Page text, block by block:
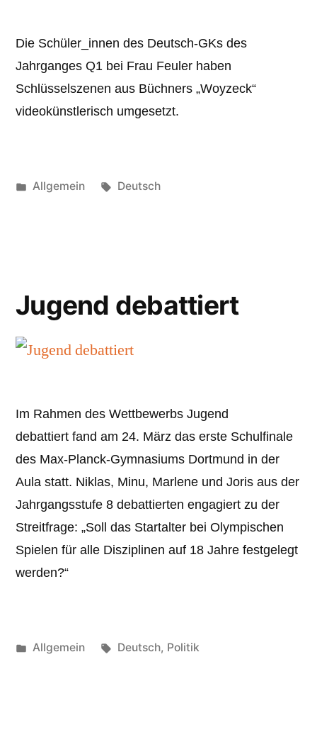
Die Schüler_innen des Deutsch-GKs des
Jahrganges Q1 bei Frau Feuler haben
Schlüsselszenen aus Büchners „Woyzeck“
videokünstlerisch umgesetzt.
Veröffentlicht
Allgemein Schlagwörter:
Deutsch
Jugend debattiert
Im Rahmen des Wettbewerbs Jugend
debattiert fand am 24. März das erste Schulfinale
des Max-Planck-Gymnasiums Dortmund in der
Aula statt. Niklas, Minu, Marlene und Joris aus der
Jahrgangsstufe 8 debattierten engagiert zu der
Streitfrage: „Soll das Startalter bei Olympischen
Spielen für alle Disziplinen auf 18 Jahre festgelegt
werden?“
Veröffentlicht
Allgemein Schlagwörter:
Deutsch, Politik